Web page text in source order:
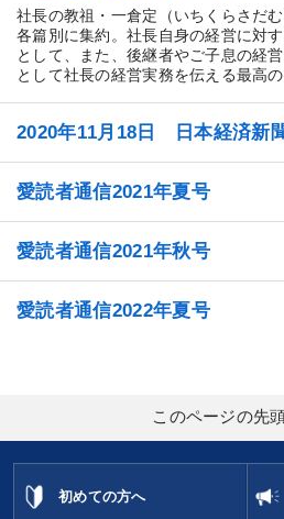
社長の教祖・一倉定（いちくらさだ
各篇別に集約。社長自身の経営に対
として、また、後継者やご子息の経
として社長の経営実務を伝える最高の
2020年11月18日 日本経済新
愛読者通信2021年夏号
愛読者通信2021年秋号
愛読者通信2022年夏号
このページの先
初めての方へ